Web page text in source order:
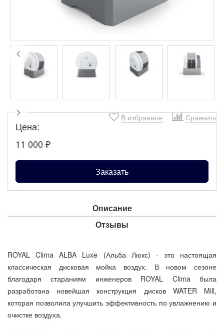
В избранное Сравнить
Цена:
11 000 ₽
Заказать
Описание
Отзывы
ROYAL Clima ALBA Luxe (Альба Люкс) - это настоящая
классическая дисковая мойка воздух. В новом сезоне
благодаря стараниям инженеров ROYAL Clima была
разработана новейшая конструкция дисков WATER Mill,
которая позволила улучшить эффективность по увлажнению и
очистке воздуха.